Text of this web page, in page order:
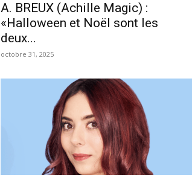
A. BREUX (Achille Magic) :
«Halloween et Noël sont les
deux...
octobre 31, 2025